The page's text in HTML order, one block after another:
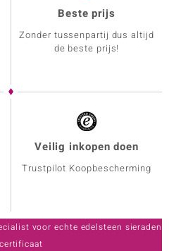
Beste prijs
Zonder tussenpartij dus altijd
de beste prijs!
Veilig inkopen doen
Trustpilot Koopbescherming
voor echte edelsteen sieraden